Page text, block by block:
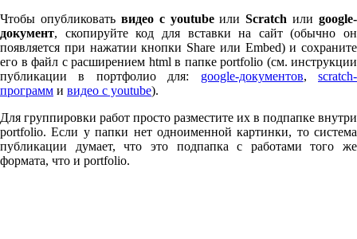
Чтобы опубликовать видео с youtubeилиScratch или google-
документ, скопируйте код для вставки на сайт (обычно он
появляется при нажатии кнопки Share или Embed) и сохраните
его в файл с расширением html в папке port­fo­lio (см. инструкции
публикации в портфолио для: google-документов,scratch-
программ и видео с youtube).
Для группировки работ просто разместите их в подпапке внутри
port­fo­lio. Если у папки нет одноименной картинки, то система
публикации думает, что это подпапка с работами того же
формата, что и port­fo­lio.